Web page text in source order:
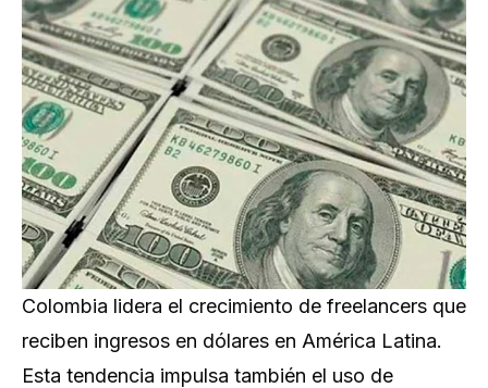
Colombia lidera el crecimiento de freelancers que
reciben ingresos en dólares en América Latina.
Esta tendencia impulsa también el uso de